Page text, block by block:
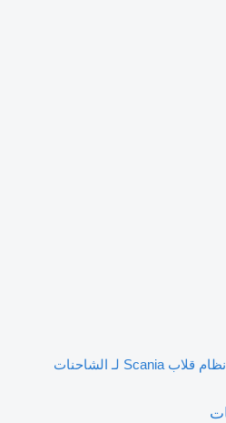
نظام قلاب Scania لـ الشاحنات